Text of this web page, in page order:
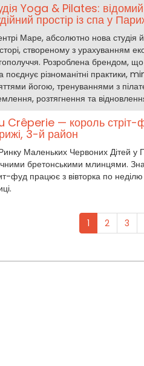
Yoga & Pilates: відомий
простір із спа у
Маре, абсолютно нова студія
створеному з урахуванням
Розроблена брендом,
поєднує різноманітні практики,
йогою, тренуваннями з
розтягнення та
Crêperie — король стріт-
3-й район
Маленьких Червоних Дітей у
бретонськими млинцями.
фуд працює з вівторка по
1 2 3